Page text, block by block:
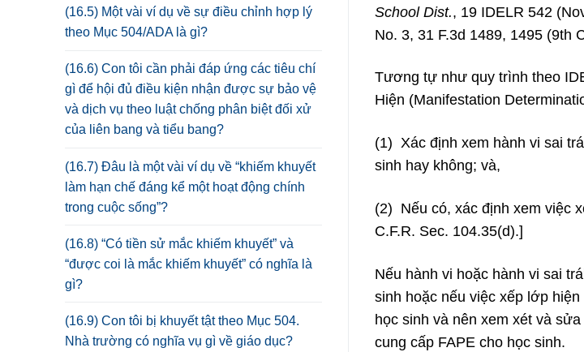
(16.5) Một vài ví dụ về sự điều chỉnh hợp lý
theo Mục 504/ADA là gì?
(16.6) Con tôi cần phải đáp ứng các tiêu chí
gì để hội đủ điều kiện nhận được sự bảo vệ
và dịch vụ theo luật chống phân biệt đối xử
của liên bang và tiểu bang?
(16.7) Đâu là một vài ví dụ về “khiếm khuyết
làm hạn chế đáng kể một hoạt động chính
trong cuộc sống”?
(16.8) “Có tiền sử mắc khiếm khuyết” và
“được coi là mắc khiếm khuyết” có nghĩa là
gì?
(16.9) Con tôi bị khuyết tật theo Mục 504.
Nhà trường có nghĩa vụ gì về giáo dục?
School Dist., 19 IDELR 542
No. 3, 31 F.3d 1489, 1495 (9th
Tương tự như quy trình theo
Hiện (Manifestation
(1) Xác định xem hành vi sai
sinh hay không; và,
(2) Nếu có, xác định xem việc
C.F.R. Sec. 104.35(d).]
Nếu hành vi hoặc hành vi sai
sinh hoặc nếu việc xếp lớp
học sinh và nên xem xét và
cung cấp FAPE cho học sinh.